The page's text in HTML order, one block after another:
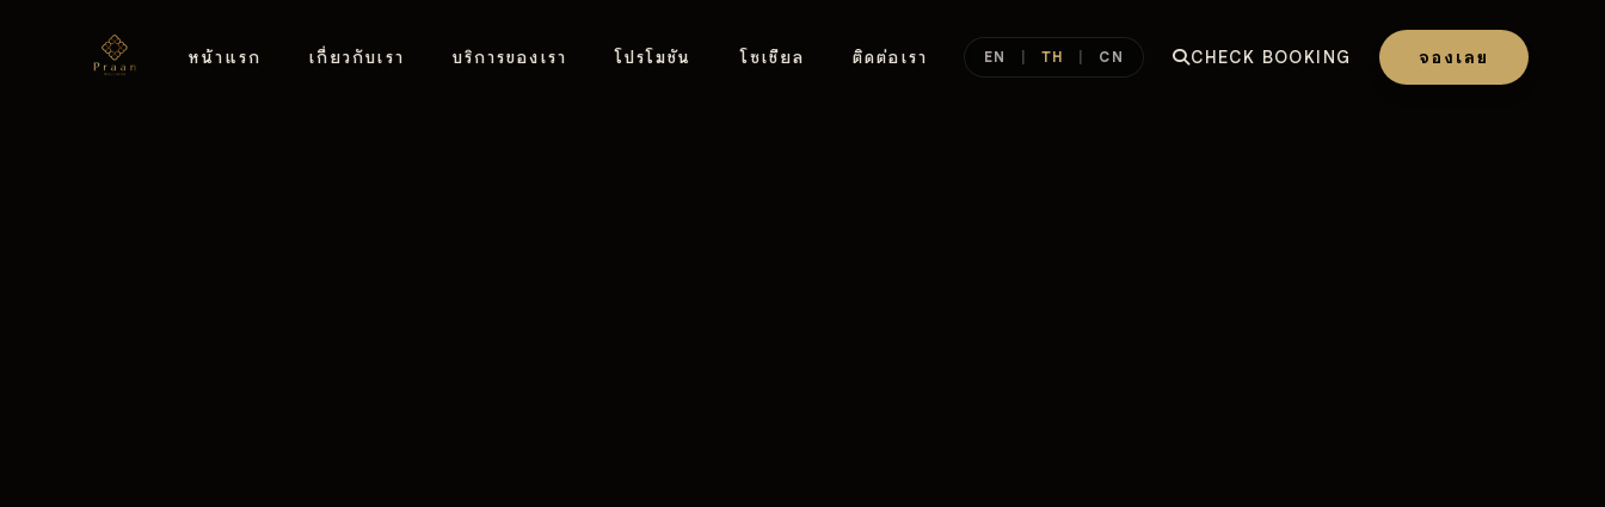
หน้าแรก เกี่ยวกับเรา บริการของเรา โปรโมชัน โซเชียล ติดต่อเรา EN TH CN CHECK BOOKING จองเลย